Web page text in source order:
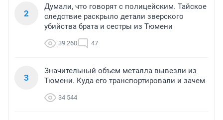
2
Думали, что говорят с полицейским. Тайское
следствие раскрыло детали зверского
убийства брата и сестры из Тюмени
39 260 47
3
Значительный объем металла вывезли из
Тюмени. Куда его транспортировали и зачем
34 544